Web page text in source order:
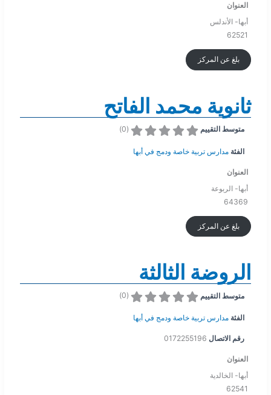
العنوان
أبها- الأندلس
62521
بلغ عن المركز
ثانوية محمد الفاتح
متوسط التقييم (
0
)
الفئة مدارس تربية خاصة ودمج في أبها
العنوان
أبها- الربوعة
64369
بلغ عن المركز
الروضة الثالثة
متوسط التقييم (
0
)
الفئة مدارس تربية خاصة ودمج في أبها
رقم الاتصال 0172255196
العنوان
أبها- الخالدية
62541